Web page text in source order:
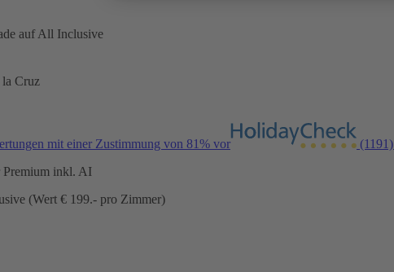
auf All Inclusive
la Cruz
mit einer Zustimmung von 81% vor (1191)
Premium inkl. AI
(Wert € 199.- pro Zimmer)